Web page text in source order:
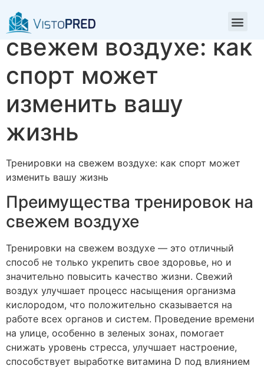
Тренировки на
свежем воздухе: как
спорт может
изменить вашу
жизнь
Тренировки на свежем воздухе: как спорт может
изменить вашу жизнь
Преимущества тренировок на
свежем воздухе
Тренировки на свежем воздухе — это отличный
способ не только укрепить свое здоровье, но и
значительно повысить качество жизни. Свежий
воздух улучшает процесс насыщения организма
кислородом, что положительно сказывается на
работе всех органов и систем. Проведение времени
на улице, особенно в зеленых зонах, помогает
снижать уровень стресса, улучшает настроение,
способствует выработке витамина D под влиянием